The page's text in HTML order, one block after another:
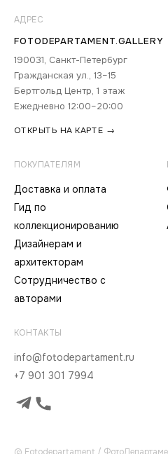
АДРЕС
FOTODEPARTAMENT.GALLERY
190031, Санкт-Петербург
Гражданская ул., 13–15
Бертгольд Центр, 1 этаж
Ежедневно 12:00–20:00
ОТКРЫТЬ НА КАРТЕ →
ПОКУПАТЕЛЯМ
Доставка и оплата
Гид по
коллекционированию
Дизайнерам и
архитекторам
Сотрудничество с
авторами
КОНТАКТЫ
info@fotodepartament.ru
+7 901 301 7994